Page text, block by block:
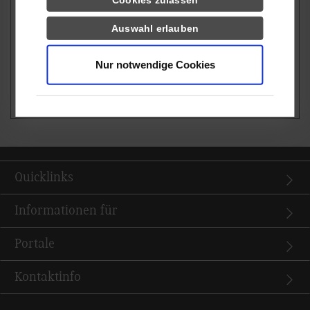
Auswahl erlauben
Nur notwendige Cookies
A hello is always the beginning of something new and
can change everything. Say "Hello Germany" and start
the journey to your study abroad in the "land of ideas".
Show video "Hello Germany"
Quicklinks
Informationen für
Portale
Kontaktinfo